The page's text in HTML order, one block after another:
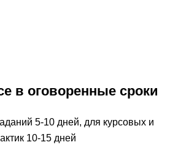
в оговоренные сроки
5-10 дней, для курсовых и
10-15 дней